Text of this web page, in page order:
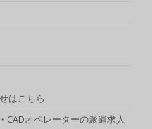
はこちら
CADオペレーターの派遣求人